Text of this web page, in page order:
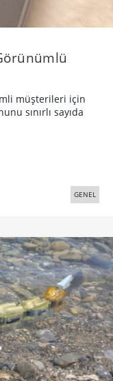
müşterileri için
sınırlı sayıda
GENEL